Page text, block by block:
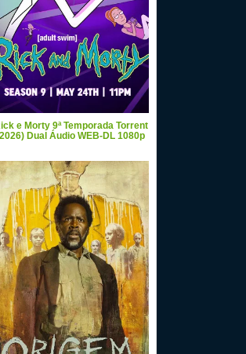
e Morty 9ª Temporada Torrent
Dual Áudio WEB-DL 1080p